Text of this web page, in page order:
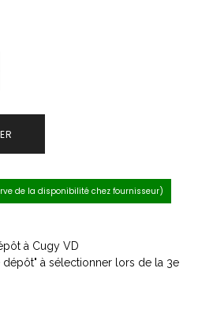
de la disponibilité chez fournisseur)
à Cugy VD
dépôt" à sélectionner lors de la 3e